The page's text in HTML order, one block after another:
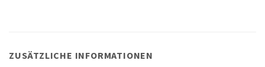
ZUSÄTZLICHE INFORMATIONEN